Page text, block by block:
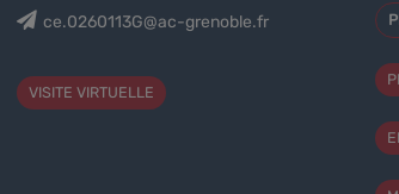
ce.0260113G@ac-grenoble.fr
VISITE VIRTUELLE